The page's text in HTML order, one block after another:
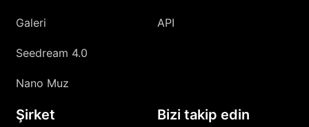
Galeri
Seedream 4.0
Nano Muz
API
Şirket Bizi takip edin